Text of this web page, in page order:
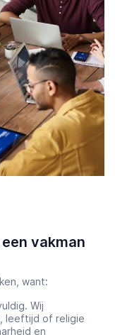
vakman
want:
Wij
leeftijd of religie
en